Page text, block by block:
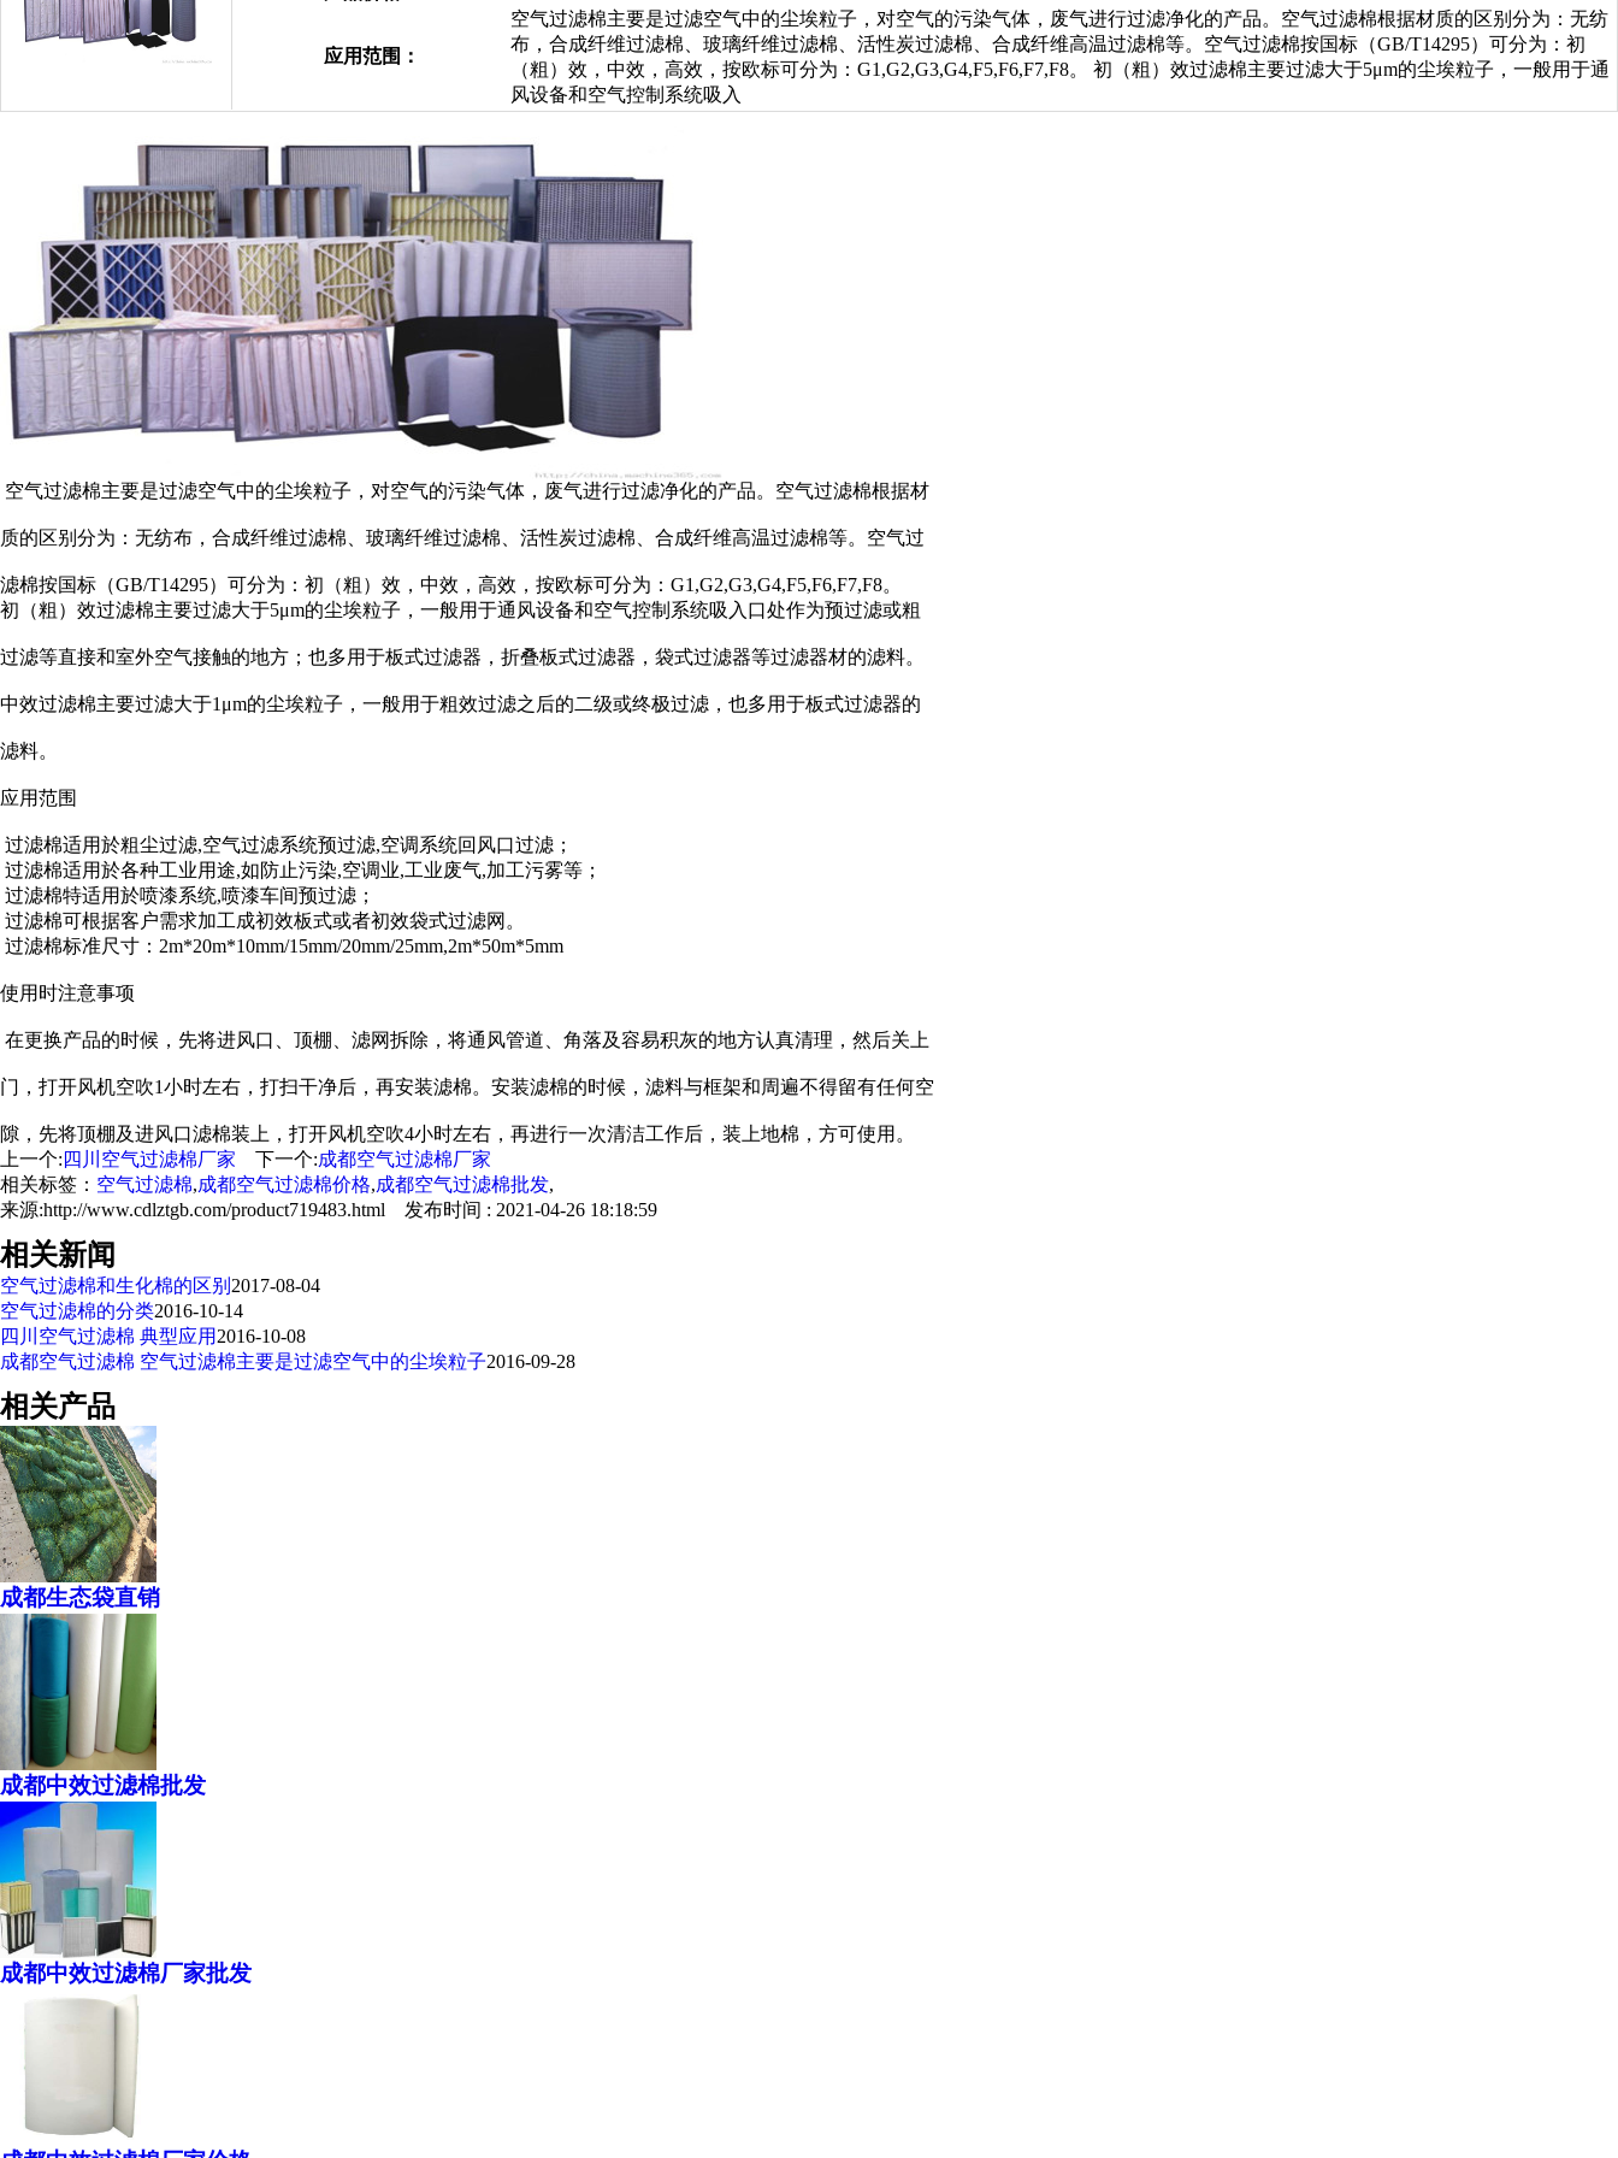
应用范围：
空气过滤棉主要是过滤空气中的尘埃粒子，对空气的污染气体，废气进行过滤净化的产品。空气过滤棉根据材质的区别分为：无纺
布，合成纤维过滤棉、玻璃纤维过滤棉、活性炭过滤棉、合成纤维高温过滤棉等。空气过滤棉按国标（GB/T14295）可分为：初
（粗）效，中效，高效，按欧标可分为：G1,G2,G3,G4,F5,F6,F7,F8。 初（粗）效过滤棉主要过滤大于5μm的尘埃粒子，一般用于通
风设备和空气控制系统吸入
空气过滤棉主要是过滤空气中的尘埃粒子，对空气的污染气体，废气进行过滤净化的产品。空气过滤棉根据材
质的区别分为：无纺布，合成纤维过滤棉、玻璃纤维过滤棉、活性炭过滤棉、合成纤维高温过滤棉等。空气过
滤棉按国标（GB/T14295）可分为：初（粗）效，中效，高效，按欧标可分为：G1,G2,G3,G4,F5,F6,F7,F8。
初（粗）效过滤棉主要过滤大于5μm的尘埃粒子，一般用于通风设备和空气控制系统吸入口处作为预过滤或粗
过滤等直接和室外空气接触的地方；也多用于板式过滤器，折叠板式过滤器，袋式过滤器等过滤器材的滤料。
中效过滤棉主要过滤大于1μm的尘埃粒子，一般用于粗效过滤之后的二级或终极过滤，也多用于板式过滤器的
滤料。
应用范围
过滤棉适用於粗尘过滤,空气过滤系统预过滤,空调系统回风口过滤；
过滤棉适用於各种工业用途,如防止污染,空调业,工业废气,加工污雾等；
过滤棉特适用於喷漆系统,喷漆车间预过滤；
过滤棉可根据客户需求加工成初效板式或者初效袋式过滤网。
过滤棉标准尺寸：2m*20m*10mm/15mm/20mm/25mm,2m*50m*5mm
使用时注意事项
在更换产品的时候，先将进风口、顶棚、滤网拆除，将通风管道、角落及容易积灰的地方认真清理，然后关上
门，打开风机空吹1小时左右，打扫干净后，再安装滤棉。安装滤棉的时候，滤料与框架和周遍不得留有任何空
隙，先将顶棚及进风口滤棉装上，打开风机空吹4小时左右，再进行一次清洁工作后，装上地棉，方可使用。
上一个: 四川空气过滤棉厂家 下一个:成都空气过滤棉厂家
相关标签： 空气过滤棉,成都空气过滤棉价格,成都空气过滤棉批发,
来源:http://www.cdlztgb.com/product719483.html 发布时间 : 2021-04-26 18:18:59
相关新闻
空气过滤棉和生化棉的区别 2017-08-04
空气过滤棉的分类2016-10-14
四川空气过滤棉 典型应用 2016-10-08
成都空气过滤棉 空气过滤棉主要是过滤空气中的尘埃粒子2016-09-28
相关产品
成都生态袋直销
成都中效过滤棉批发
成都中效过滤棉厂家批发